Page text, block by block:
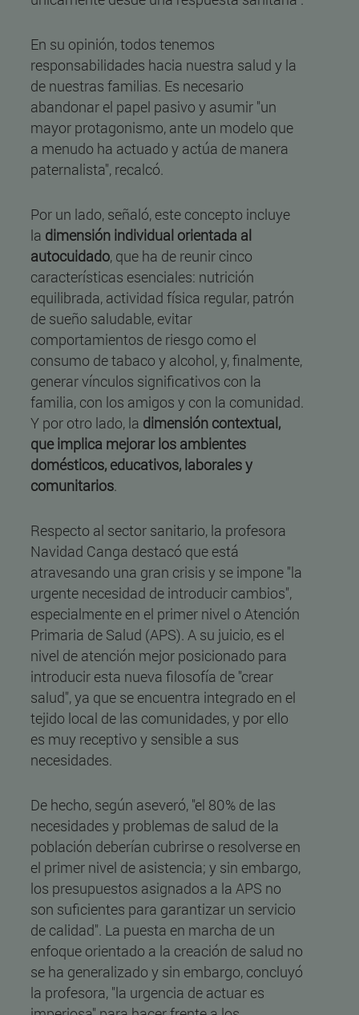
En su opinión, todos tenemos
responsabilidades hacia nuestra salud y la
de nuestras familias. Es necesario
abandonar el papel pasivo y asumir "un
mayor protagonismo, ante un modelo que
a menudo ha actuado y actúa de manera
paternalista", recalcó.
Por un lado, señaló, este concepto incluye
la dimensión individual orientada al
autocuidado, que ha de reunir cinco
características esenciales: nutrición
equilibrada, actividad física regular, patrón
de sueño saludable, evitar
comportamientos de riesgo como el
consumo de tabaco y alcohol, y, finalmente,
generar vínculos significativos con la
familia, con los amigos y con la comunidad.
Y por otro lado, la dimensión contextual,
que implica mejorar los ambientes
domésticos, educativos, laborales y
comunitarios.
Respecto al sector sanitario, la profesora
Navidad Canga destacó que está
atravesando una gran crisis y se impone "la
urgente necesidad de introducir cambios",
especialmente en el primer nivel o Atención
Primaria de Salud (APS). A su juicio, es el
nivel de atención mejor posicionado para
introducir esta nueva filosofía de "crear
salud", ya que se encuentra integrado en el
tejido local de las comunidades, y por ello
es muy receptivo y sensible a sus
necesidades.
De hecho, según aseveró, "el 80% de las
necesidades y problemas de salud de la
población deberían cubrirse o resolverse en
el primer nivel de asistencia; y sin embargo,
los presupuestos asignados a la APS no
son suficientes para garantizar un servicio
de calidad". La puesta en marcha de un
enfoque orientado a la creación de salud no
se ha generalizado y sin embargo, concluyó
la profesora, "la urgencia de actuar es